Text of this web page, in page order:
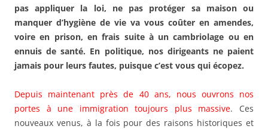
pas appliquer la loi, ne pas protéger sa maison ou
manquer d’hygiène de vie va vous coûter en amendes,
voire en prison, en frais suite à un cambriolage ou en
ennuis de santé. En politique, nos dirigeants ne paient
jamais pour leurs fautes, puisque c’est vous qui écopez.
Depuis maintenant près de 40 ans, nous ouvrons nos
portes à une immigration toujours plus massive. Ces
nouveaux venus, à la fois pour des raisons historiques et